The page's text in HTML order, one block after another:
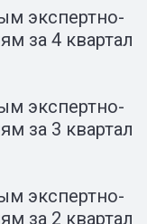
экспертно-
за 4 квартал
экспертно-
за 3 квартал
экспертно-
за 2 квартал